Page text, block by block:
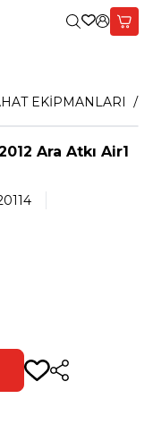
Giriş Yap,
EKİPMANLARI
Ara Atkı Air1
Paylaş